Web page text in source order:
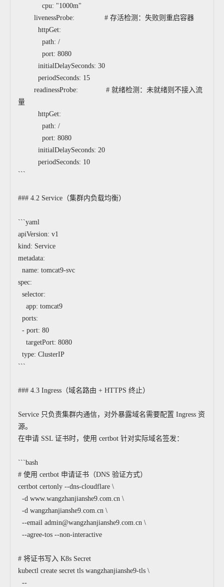
cpu: "1000m"
livenessProbe: # 存活检测：失败则重启容器
httpGet:
path: /
port: 8080
initialDelaySeconds: 30
periodSeconds: 15
readinessProbe: # 就绪检测：未就绪则不接入流
量
httpGet:
path: /
port: 8080
initialDelaySeconds: 20
periodSeconds: 10
```
### 4.2 Service（集群内负载均衡）
```yaml
apiVersion: v1
kind: Service
metadata:
name: tomcat9-svc
spec:
selector:
app: tomcat9
ports:
- port: 80
targetPort: 8080
type: ClusterIP
```
### 4.3 Ingress（域名路由 + HTTPS 终止）
Service 只负责集群内通信，对外暴露域名需要配置 Ingress 资
源。
在申请 SSL 证书时，使用 certbot 针对实际域名签发：
```bash
# 使用 certbot 申请证书（DNS 验证方式）
certbot certonly --dns-cloudflare \
-d www.wangzhanjianshe9.com.cn \
-d wangzhanjianshe9.com.cn \
--email admin@wangzhanjianshe9.com.cn \
--agree-tos --non-interactive
# 将证书写入 K8s Secret
kubectl create secret tls wangzhanjianshe9-tls \
--